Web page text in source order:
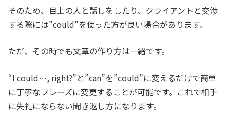
そのため、目上の人と話しをしたり、クライアントと交渉
する際には”could”を使った方が良い場合があります。
ただ、その時でも文章の作り方は一緒です。
“I could…, right?”と”can”を”could”に変えるだけで簡単
に丁寧なフレーズに変更することが可能です。これで相手
に失礼にならない聞き返し方になります。